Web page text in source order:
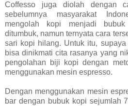
Coffesso juga diolah dengan
sebelumnya masyarakat
mengolah kopi menjadi
ditumbuk, namun ternyata cara
sari kopi hilang. Untuk itu,
bisa dinikmati cita rasanya yang
pengolahan biji kopi dengan
menggunakan mesin espresso.
Dengan menggunakan mesin
bar dengan bubuk kopi sejumlah